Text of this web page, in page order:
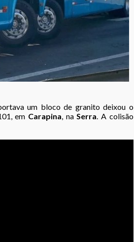
um bloco de granito deixou o
em Carapina , na Serra . A colisão